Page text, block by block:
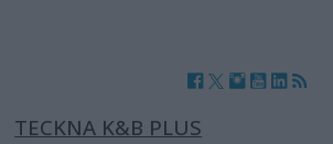
TECKNA K&B PLUS